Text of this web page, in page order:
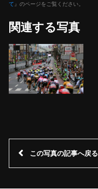
て 』のページをご覧ください。
関連する写真
この写真の記事へ戻る